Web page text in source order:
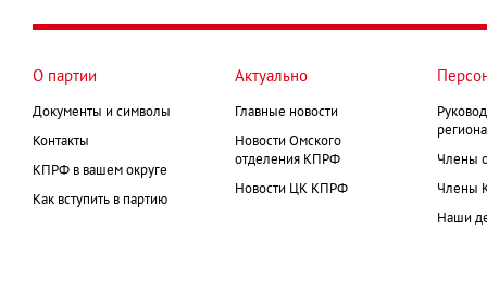
страниц
О партии
Документы и символы
Контакты
КПРФ в вашем округе
Как вступить в партию
Актуально
Главные новости
Новости Омского
отделения КПРФ
Новости ЦК КПРФ
Члены
Члены
Наши